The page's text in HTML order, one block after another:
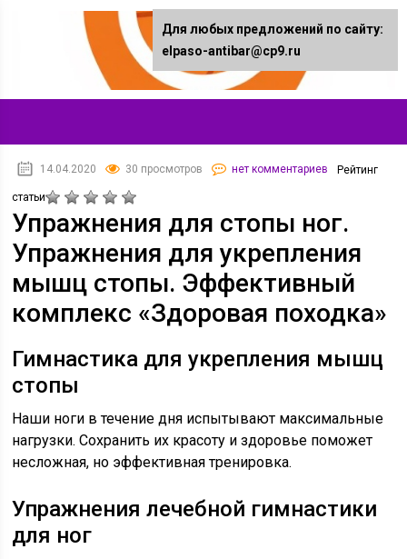
14.04.2020 30 просмотров нет комментариев Рейтинг
статьи
Упражнения для стопы ног.
Упражнения для укрепления
мышц стопы. Эффективный
комплекс «Здоровая походка»
Гимнастика для укрепления мышц
стопы
Наши ноги в течение дня испытывают максимальные
нагрузки. Сохранить их красоту и здоровье поможет
несложная, но эффективная тренировка.
Упражнения лечебной гимнастики
для ног
Для любых предложений по сайту:
elpaso-antibar@cp9.ru